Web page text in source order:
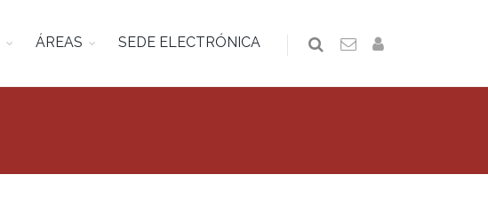
ÁREAS SEDE ELECTRÓNICA